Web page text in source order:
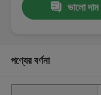
ভালো দাম
পণ্যের বর্ণনা